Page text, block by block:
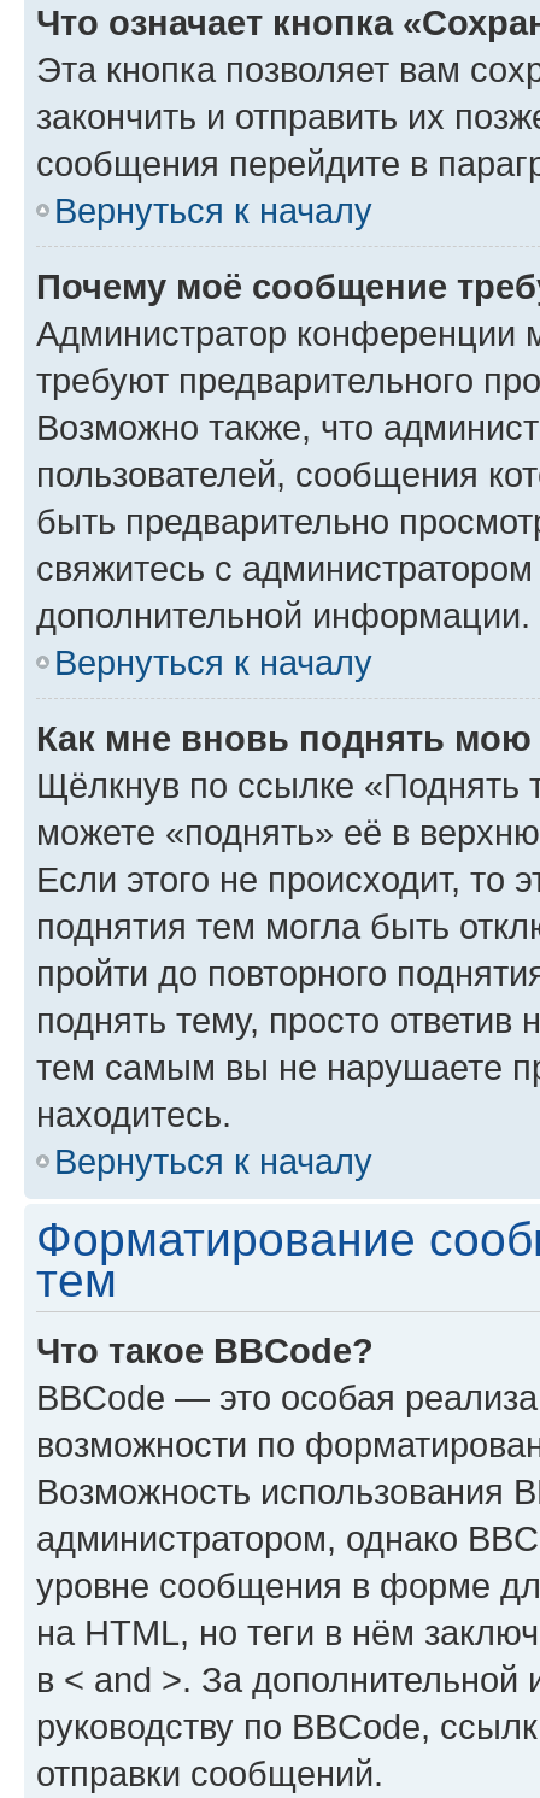
Что означает кнопка
Эта кнопка позволяет вам
закончить и отправить их
сообщения перейдите в
Вернуться к началу
Почему моё сообщение
Администратор конференции
требуют предварительного
Возможно также, что
пользователей, сообщения
быть предварительно
свяжитесь с
дополнительной информации.
Вернуться к началу
Как мне вновь поднять мою
Щёлкнув по ссылке «Поднять
можете «поднять» её в
Если этого не происходит, то
поднятия тем могла быть
пройти до повторного
поднять тему, просто ответив
тем самым вы не нарушаете
находитесь.
Вернуться к началу
Форматирование
тем
Что такое BBCode?
BBCode — это особая
возможности по
Возможность использования
администратором, однако
уровне сообщения в форме
на HTML, но теги в нём
в < and >. За
руководству по BBCode,
отправки сообщений.